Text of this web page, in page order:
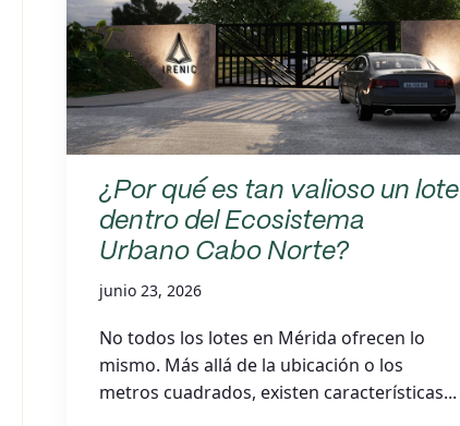
¿Por qué es tan valioso un lote
dentro del Ecosistema
Urbano Cabo Norte?
junio 23, 2026
No todos los lotes en Mérida ofrecen lo
mismo. Más allá de la ubicación o los
metros cuadrados, existen características...